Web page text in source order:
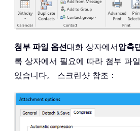
첨부 파일 옵션대화 상자에서압축
록 상자에서 필요에 따라 첨부 파
있습니다。 스크린샷 참조：